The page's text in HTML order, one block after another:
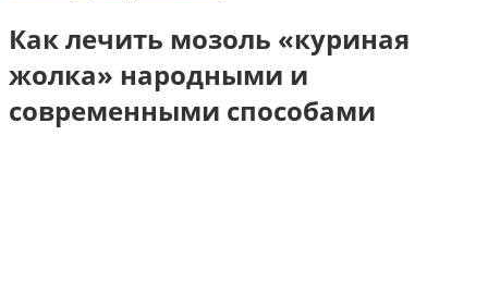
Как лечить мозоль «куриная
жолка» народными и
современными способами